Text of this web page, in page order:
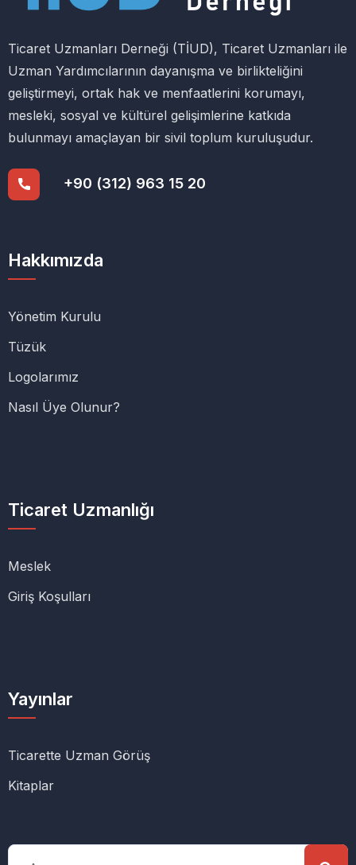
Ticaret Uzmanları Derneği (TİUD), Ticaret Uzmanları ile
Uzman Yardımcılarının dayanışma ve birlikteliğini
geliştirmeyi, ortak hak ve menfaatlerini korumayı,
mesleki, sosyal ve kültürel gelişimlerine katkıda
bulunmayı amaçlayan bir sivil toplum kuruluşudur.
+90 (312) 963 15 20
Hakkımızda
Yönetim Kurulu
Tüzük
Logolarımız
Nasıl Üye Olunur?
Ticaret Uzmanlığı
Meslek
Giriş Koşulları
Yayınlar
Ticarette Uzman Görüş
Kitaplar